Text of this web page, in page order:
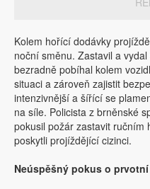
Kolem hořící dodávky
noční směnu. Zastavil a
bezradně pobíhal kolem
situaci a zároveň zajistit
intenzivnější a šířící se
na síle. Policista z brněnské
pokusil požár zastavit ručním
poskytli projíždějící cizinci.
Neúspěšný pokus o